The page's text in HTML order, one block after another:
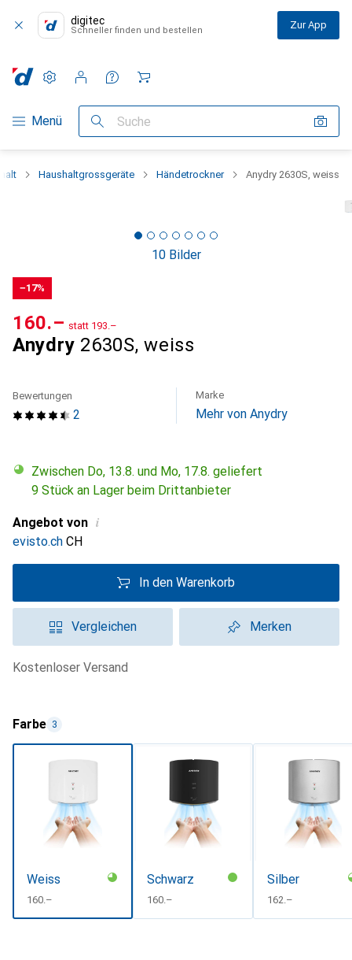
digitec
Schneller finden und bestellen Zur App
Navigation nach Kategorien
Menü Suche
Einstellungen
Kundenkonto
Vergleichslisten
Merklisten
Warenkorb
Haushaltgrossgeräte Händetrockner Anydry 2630S, weiss
10 Bilder
−17%
Anydry 2630S, weiss
CHF
160.– statt CHF
193.–
2
Bewertungen Marke
Mehr von Anydry
Zwischen Do, 13.8. und Mo, 17.8. geliefert
9 Stück an Lager beim Drittanbieter
Angebot von i
evisto.ch CH
In den Warenkorb
Vergleichen Merken
kostenloser Versand
Farbe 3
Weiss
CHF
160.–
Schwarz
CHF
160.–
Silber
CHF
162.–